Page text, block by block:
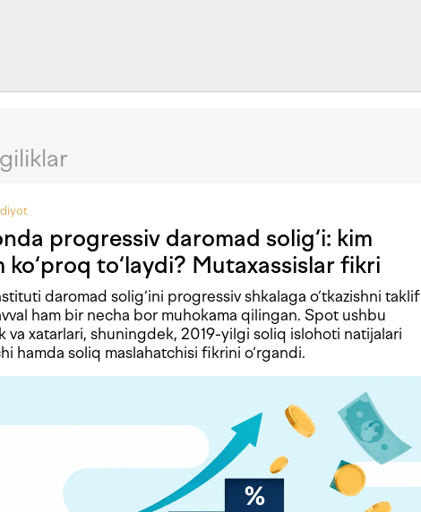
progressiv daromad solig‘i: kim
ko‘proq to‘laydi? Mutaxassislar fikri
daromad solig‘ini progressiv shkalaga o‘tkazishni taklif
ham bir necha bor muhokama qilingan. Spot ushbu
va xatarlari, shuningdek, 2019-yilgi soliq islohoti natijalari
hamda soliq maslahatchisi fikrini o‘rgandi.